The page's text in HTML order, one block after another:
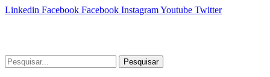
Linkedin Facebook Facebook InstagramYoutube Twitter
Pesquisar